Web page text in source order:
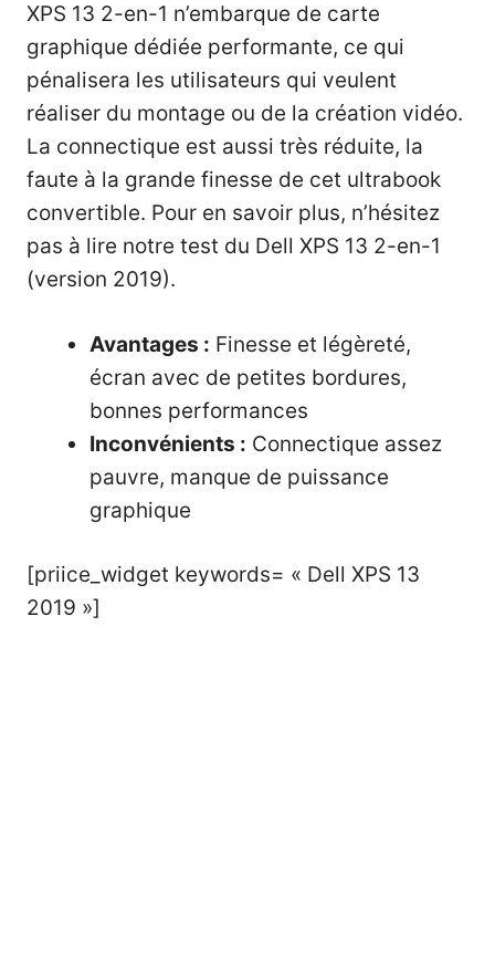
XPS 13 2-en-1 n’embarque de carte
graphique dédiée performante, ce qui
pénalisera les utilisateurs qui veulent
réaliser du montage ou de la création vidéo.
La connectique est aussi très réduite, la
faute à la grande finesse de cet ultrabook
convertible. Pour en savoir plus, n’hésitez
pas à lire notre test du Dell XPS 13 2-en-1
(version 2019).
Avantages : Finesse et légèreté,
écran avec de petites bordures,
bonnes performances
Inconvénients : Connectique assez
pauvre, manque de puissance
graphique
[priice_widget keywords= « Dell XPS 13
2019 »]